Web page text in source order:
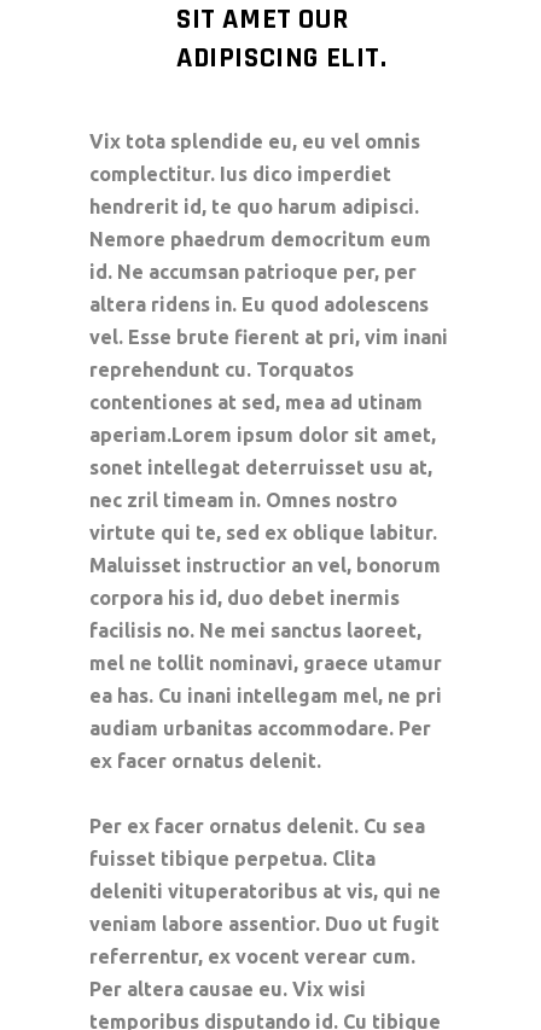
SIT AMET OUR
ADIPISCING ELIT.
Vix tota splendide eu, eu vel omnis
complectitur. Ius dico imperdiet
hendrerit id, te quo harum adipisci.
Nemore phaedrum democritum eum
id. Ne accumsan patrioque per, per
altera ridens in. Eu quod adolescens
vel. Esse brute fierent at pri, vim inani
reprehendunt cu. Torquatos
contentiones at sed, mea ad utinam
aperiam.Lorem ipsum dolor sit amet,
sonet intellegat deterruisset usu at,
nec zril timeam in. Omnes nostro
virtute qui te, sed ex oblique labitur.
Maluisset instructior an vel, bonorum
corpora his id, duo debet inermis
facilisis no. Ne mei sanctus laoreet,
mel ne tollit nominavi, graece utamur
ea has. Cu inani intellegam mel, ne pri
audiam urbanitas accommodare. Per
ex facer ornatus delenit.
Per ex facer ornatus delenit. Cu sea
fuisset tibique perpetua. Clita
deleniti vituperatoribus at vis, qui ne
veniam labore assentior. Duo ut fugit
referrentur, ex vocent verear cum.
Per altera causae eu. Vix wisi
temporibus disputando id. Cu tibique